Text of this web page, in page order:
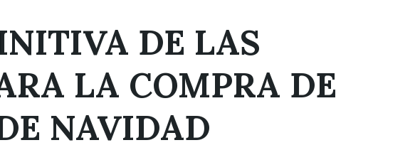
DE LAS
LA COMPRA DE
NAVIDAD